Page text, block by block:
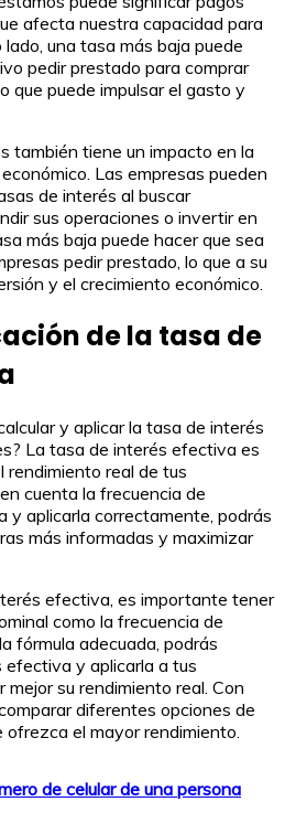
afecta nuestra capacidad para
una tasa más baja puede
pedir prestado para comprar
que puede impulsar el gasto y
también tiene un impacto en la
Las empresas pueden
de interés al buscar
sus operaciones o invertir en
más baja puede hacer que sea
pedir prestado, lo que a su
y el crecimiento económico.
de la tasa de
y aplicar la tasa de interés
La tasa de interés efectiva es
rendimiento real de tus
cuenta la frecuencia de
y aplicarla correctamente, podrás
más informadas y maximizar
efectiva, es importante tener
como la frecuencia de
fórmula adecuada, podrás
y aplicarla a tus
su rendimiento real. Con
diferentes opciones de
ofrezca el mayor rendimiento.
de celular de una persona